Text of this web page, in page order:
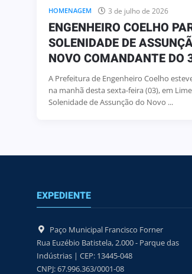
HOMENAGEM 3 de julho de 2026
ENGENHEIRO COELHO
SOLENIDADE DE
NOVO COMANDANTE DO
A Prefeitura de Engenheiro Coelho
na manhã desta sexta-feira (03), em
Solenidade de Assunção do Novo ...
EXPEDIENTE
Paço Municipal Francisco Forner
Rua Euzébio Batistela, 2.000 - Parque das
Indústrias | CEP: 13445-048
CNPJ: 67.996.363/0001-08